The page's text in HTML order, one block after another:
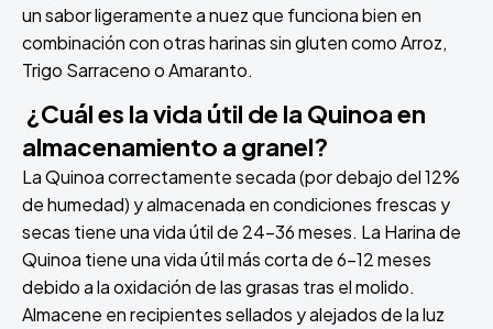
un sabor ligeramente a nuez que funciona bien en
combinación con otras harinas sin gluten como Arroz,
Trigo Sarraceno o Amaranto.
¿Cuál es la vida útil de la Quinoa en
almacenamiento a granel?
La Quinoa correctamente secada (por debajo del 12%
de humedad) y almacenada en condiciones frescas y
secas tiene una vida útil de 24-36 meses. La Harina de
Quinoa tiene una vida útil más corta de 6-12 meses
debido a la oxidación de las grasas tras el molido.
Almacene en recipientes sellados y alejados de la luz